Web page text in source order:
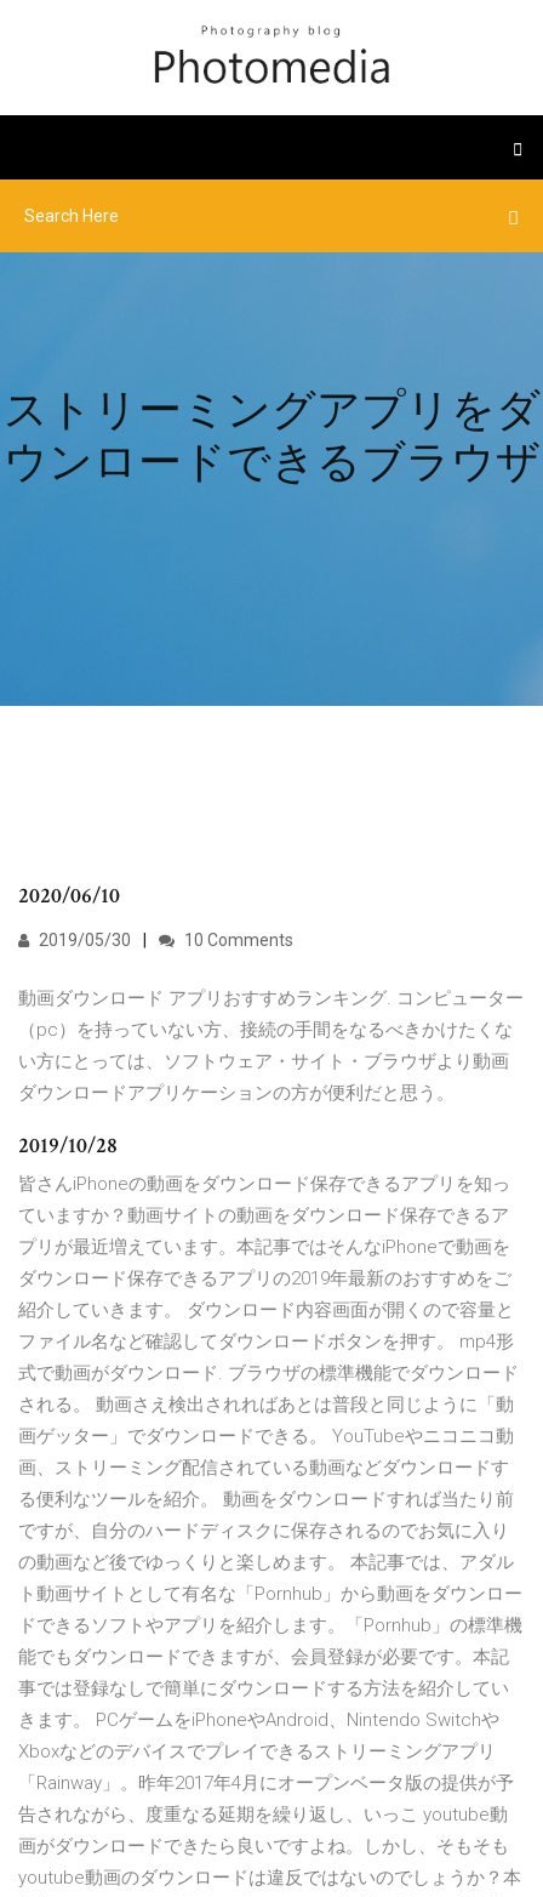
ストリーミングアプリをダ
ウンロードできるブラウザ
2020/06/10
2019/05/30 10 Comments
動画ダウンロード アプリおすすめランキング. コンピューター
（pc）を持っていない方、接続の手間をなるべきかけたくな
い方にとっては、ソフトウェア・サイト・ブラウザより動画
ダウンロードアプリケーションの方が便利だと思う。
2019/10/28
皆さんiPhoneの動画をダウンロード保存できるアプリを知っ
ていますか？動画サイトの動画をダウンロード保存できるア
プリが最近増えています。本記事ではそんなiPhoneで動画を
ダウンロード保存できるアプリの2019年最新のおすすめをご
紹介していきます。 ダウンロード内容画面が開くので容量と
ファイル名など確認してダウンロードボタンを押す。 mp4形
式で動画がダウンロード. ブラウザの標準機能でダウンロード
される。 動画さえ検出されればあとは普段と同じように「動
画ゲッター」でダウンロードできる。 YouTubeやニコニコ動
画、ストリーミング配信されている動画などダウンロードす
る便利なツールを紹介。 動画をダウンロードすれば当たり前
ですが、自分のハードディスクに保存されるのでお気に入り
の動画など後でゆっくりと楽しめます。 本記事では、アダル
ト動画サイトとして有名な「Pornhub」から動画をダウンロー
ドできるソフトやアプリを紹介します。「Pornhub」の標準機
能でもダウンロードできますが、会員登録が必要です。本記
事では登録なしで簡単にダウンロードする方法を紹介してい
きます。 PCゲームをiPhoneやAndroid、Nintendo Switchや
Xboxなどのデバイスでプレイできるストリーミングアプリ
「Rainway」。昨年2017年4月にオープンベータ版の提供が予
告されながら、度重なる延期を繰り返し、いっこ youtube動
画がダウンロードできたら良いですよね。しかし、そもそも
youtube動画のダウンロードは違反ではないのでしょうか？本